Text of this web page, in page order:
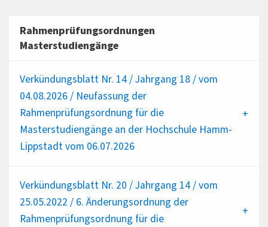
Rahmenprüfungsordnungen
Masterstudiengänge
Verkündungsblatt Nr. 14 / Jahrgang 18 / vom
04.08.2026 / Neufassung der
Rahmenprüfungsordnung für die
Masterstudiengänge an der Hochschule Hamm-
Lippstadt vom 06.07.2026
Verkündungsblatt Nr. 20 / Jahrgang 14 / vom
25.05.2022 / 6. Änderungsordnung der
Rahmenprüfungsordnung für die